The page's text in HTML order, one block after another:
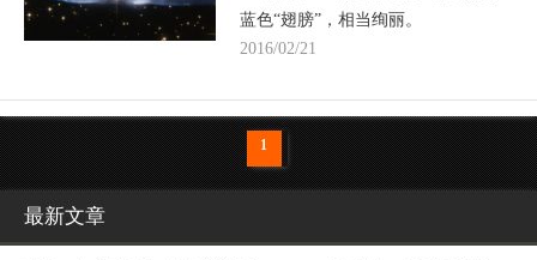
蓝色“翅膀”，相当绚丽。
2016/02/21
1
最新文章